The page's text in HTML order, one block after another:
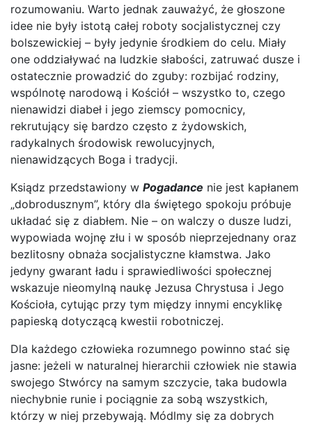
rozumowaniu. Warto jednak zauważyć, że głoszone
idee nie były istotą całej roboty socjalistycznej czy
bolszewickiej – były jedynie środkiem do celu. Miały
one oddziaływać na ludzkie słabości, zatruwać dusze i
ostatecznie prowadzić do zguby: rozbijać rodziny,
wspólnotę narodową i Kościół – wszystko to, czego
nienawidzi diabeł i jego ziemscy pomocnicy,
rekrutujący się bardzo często z żydowskich,
radykalnych środowisk rewolucyjnych,
nienawidzących Boga i tradycji.
Ksiądz przedstawiony w Pogadance nie jest kapłanem
„dobrodusznym”, który dla świętego spokoju próbuje
układać się z diabłem. Nie – on walczy o dusze ludzi,
wypowiada wojnę złu i w sposób nieprzejednany oraz
bezlitosny obnaża socjalistyczne kłamstwa. Jako
jedyny gwarant ładu i sprawiedliwości społecznej
wskazuje nieomylną naukę Jezusa Chrystusa i Jego
Kościoła, cytując przy tym między innymi encyklikę
papieską dotyczącą kwestii robotniczej.
Dla każdego człowieka rozumnego powinno stać się
jasne: jeżeli w naturalnej hierarchii człowiek nie stawia
swojego Stwórcy na samym szczycie, taka budowla
niechybnie runie i pociągnie za sobą wszystkich,
którzy w niej przebywają. Módlmy się za dobrych